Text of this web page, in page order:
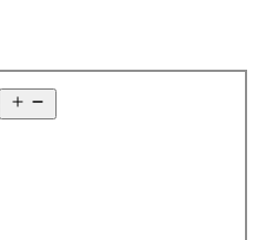
öffnen